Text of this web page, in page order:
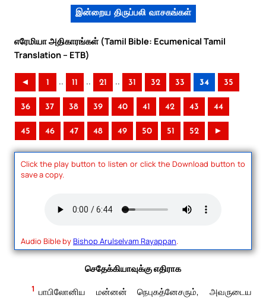
இன்றைய திருப்பலி வாசகங்கள்
எரேமியா அதிகாரங்கள் (Tamil Bible: Ecumenical Tamil
Translation – ETB)
◄ 1 .. 11 .. 21 .. 31 32 33 34 35
36 37 38 39 40 41 42 43 44
45 46 47 48 49 50 51 52 ►
Click the play button to listen or click the Download button to
save a copy.
Audio Bible byBishop Arulselvam Rayappan.
செதேக்கியாவுக்கு எதிராக
1 பாபிலோனிய மன்னன் நெபுகத்னேசரும், அவருடைய